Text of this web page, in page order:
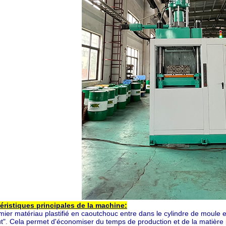
principales de la machine:
matériau plastifié en caoutchouc entre dans le cylindre de moule
Cela permet d'économiser du temps de production et de la